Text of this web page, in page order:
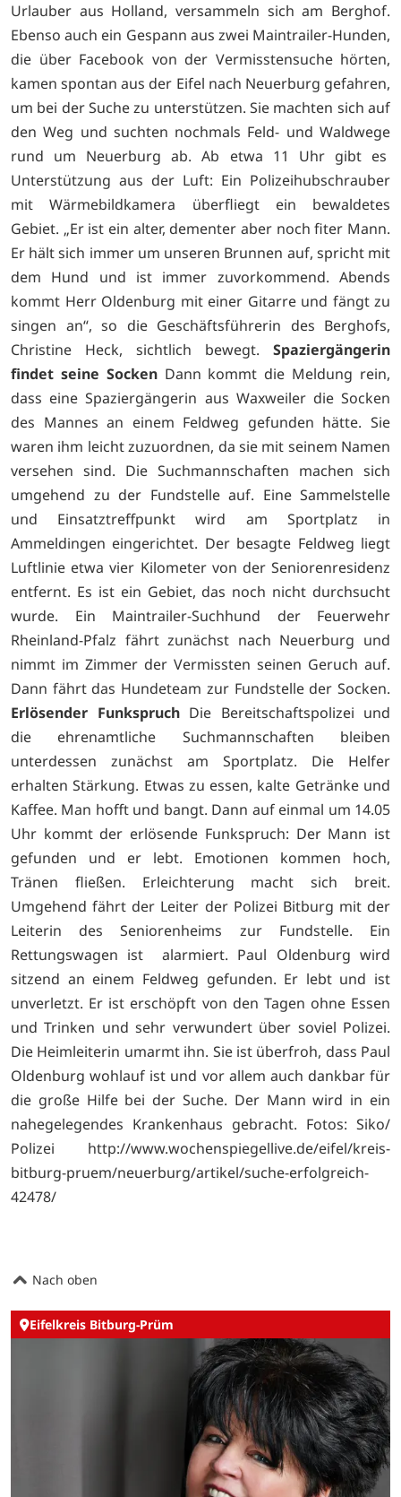
Urlauber aus Holland, versammeln sich am Berghof.
Ebenso auch ein Gespann aus zwei Maintrailer-Hunden,
die über Facebook von der Vermisstensuche hörten,
kamen spontan aus der Eifel nach Neuerburg gefahren,
um bei der Suche zu unterstützen. Sie machten sich auf
den Weg und suchten nochmals Feld- und Waldwege
rund um Neuerburg ab. Ab etwa 11 Uhr gibt es
Unterstützung aus der Luft: Ein Polizeihubschrauber
mit Wärmebildkamera überfliegt ein bewaldetes
Gebiet. „Er ist ein alter, dementer aber noch fiter Mann.
Er hält sich immer um unseren Brunnen auf, spricht mit
dem Hund und ist immer zuvorkommend. Abends
kommt Herr Oldenburg mit einer Gitarre und fängt zu
singen an“, so die Geschäftsführerin des Berghofs,
Christine Heck, sichtlich bewegt. Spaziergängerin
findet seine SockenDann kommt die Meldung rein,
dass eine Spaziergängerin aus Waxweiler die Socken
des Mannes an einem Feldweg gefunden hätte. Sie
waren ihm leicht zuzuordnen, da sie mit seinem Namen
versehen sind. Die Suchmannschaften machen sich
umgehend zu der Fundstelle auf. Eine Sammelstelle
und Einsatztreffpunkt wird am Sportplatz in
Ammeldingen eingerichtet. Der besagte Feldweg liegt
Luftlinie etwa vier Kilometer von der Seniorenresidenz
entfernt. Es ist ein Gebiet, das noch nicht durchsucht
wurde. Ein Maintrailer-Suchhund der Feuerwehr
Rheinland-Pfalz fährt zunächst nach Neuerburg und
nimmt im Zimmer der Vermissten seinen Geruch auf.
Dann fährt das Hundeteam zur Fundstelle der Socken.
Erlösender FunkspruchDie Bereitschaftspolizei und
die ehrenamtliche Suchmannschaften bleiben
unterdessen zunächst am Sportplatz. Die Helfer
erhalten Stärkung. Etwas zu essen, kalte Getränke und
Kaffee. Man hofft und bangt. Dann auf einmal um 14.05
Uhr kommt der erlösende Funkspruch: Der Mann ist
gefunden und er lebt. Emotionen kommen hoch,
Tränen fließen. Erleichterung macht sich breit.
Umgehend fährt der Leiter der Polizei Bitburg mit der
Leiterin des Seniorenheims zur Fundstelle. Ein
Rettungswagen ist alarmiert. Paul Oldenburg wird
sitzend an einem Feldweg gefunden. Er lebt und ist
unverletzt. Er ist erschöpft von den Tagen ohne Essen
und Trinken und sehr verwundert über soviel Polizei.
Die Heimleiterin umarmt ihn. Sie ist überfroh, dass Paul
Oldenburg wohlauf ist und vor allem auch dankbar für
die große Hilfe bei der Suche. Der Mann wird in ein
nahegelegendes Krankenhaus gebracht. Fotos: Siko/
Polizei http://www.wochenspiegellive.de/eifel/kreis-
bitburg-pruem/neuerburg/artikel/suche-erfolgreich-
42478/
Nach oben
Eifelkreis Bitburg-Prüm